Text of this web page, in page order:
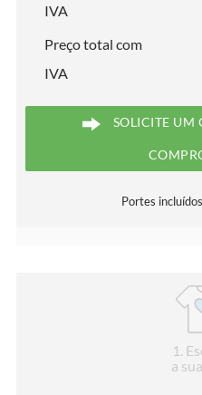
IVA
Preço total com
IVA
SOLICITE UM
Portes
1 .
a